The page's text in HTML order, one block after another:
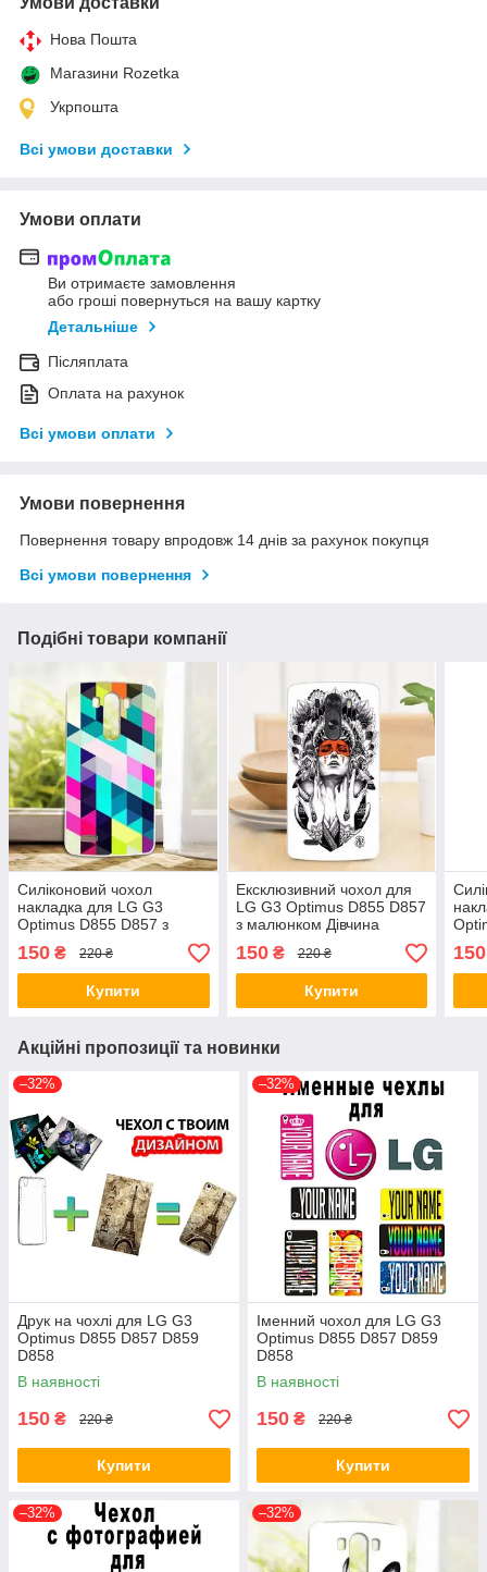
Нова Пошта
Магазини Rozetka
Укрпошта
Всі умови доставки
Умови оплати
Ви отримаєте замовлення
або гроші повернуться на вашу картку
Детальніше
Післяплата
Оплата на рахунок
Всі умови оплати
Умови повернення
Повернення товару впродовж 14 днів за рахунок покупця
Всі умови повернення
Подібні товари компанії
Силіконовий чохол
накладка для LG G3
Optimus D855 D857 з
малюнком Ромби
150 ₴ 220 ₴
Купити
Ексклюзивний чохол для
LG G3 Optimus D855 D857
з малюнком Дівчина
150₴ 220 ₴
Купити
150
Акційні пропозиції та новинки
–32%
Друк на чохлі для LG G3
Optimus D855 D857 D859
D858
В наявності
150 ₴ 220 ₴
Купити
–32%
Іменний чохол для LG G3
Optimus D855 D857 D859
D858
В наявності
150 ₴ 220 ₴
Купити
–32% –32%